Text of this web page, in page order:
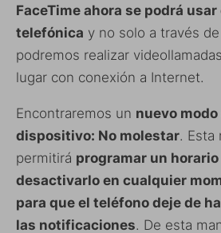
FaceTime ahora se podrá
telefónica y no solo a través
podremos realizar
lugar con conexión a Internet.
Encontraremos un nuevo
dispositivo: No molestar. Esta
permitirá programar un
desactivarlo en cualquier
para que el teléfono deje de
las notificaciones. De esta